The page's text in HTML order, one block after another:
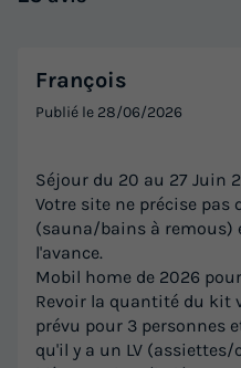
François
Publié le 28/06/2026
Séjour du 20 au 27 Juin
Votre site ne précise pas
(sauna/bains à remous)
l'avance.
Mobil home de 2026
Revoir la quantité du kit
prévu pour 3 personnes
qu'il y a un LV